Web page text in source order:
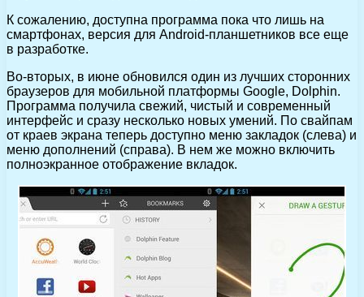
К сожалению, доступна программа пока что лишь на
смартфонах, версия для Android-планшетников все еще
в разработке.
Во-вторых, в июне обновился один из лучших сторонних
браузеров для мобильной платформы Google, Dolphin.
Программа получила свежий, чистый и современный
интерфейс и сразу несколько новых умений. По свайпам
от краев экрана теперь доступно меню закладок (слева) и
меню дополнений (справа). В нем же можно включить
полноэкранное отображение вкладок.